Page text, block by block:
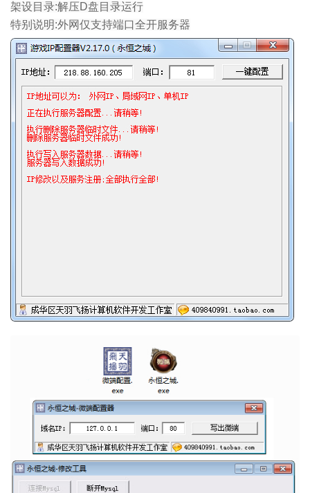
架设目录:解压D盘目录运行
特别说明:外网仅支持端口全开服务器